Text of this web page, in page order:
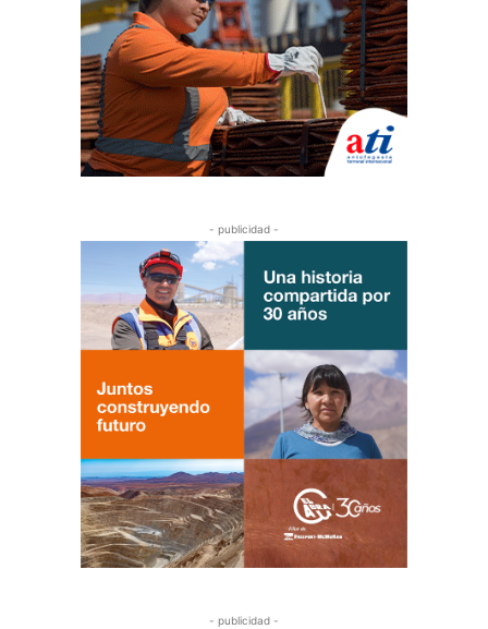
- publicidad -
- publicidad -